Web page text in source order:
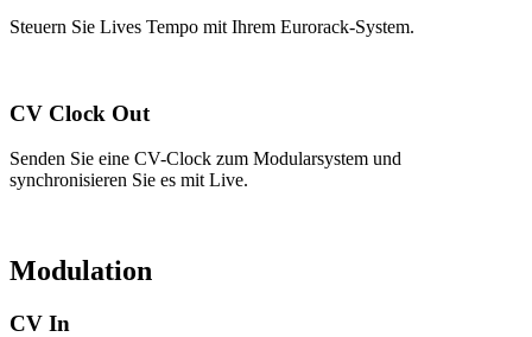
Steuern Sie Lives Tempo mit Ihrem Eurorack-System.
CV Clock Out
Senden Sie eine CV-Clock zum Modularsystem und
synchronisieren Sie es mit Live.
Modulation
CV In